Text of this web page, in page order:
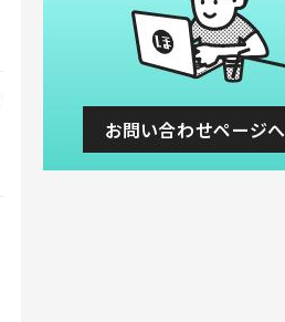
お問い合わせページへ